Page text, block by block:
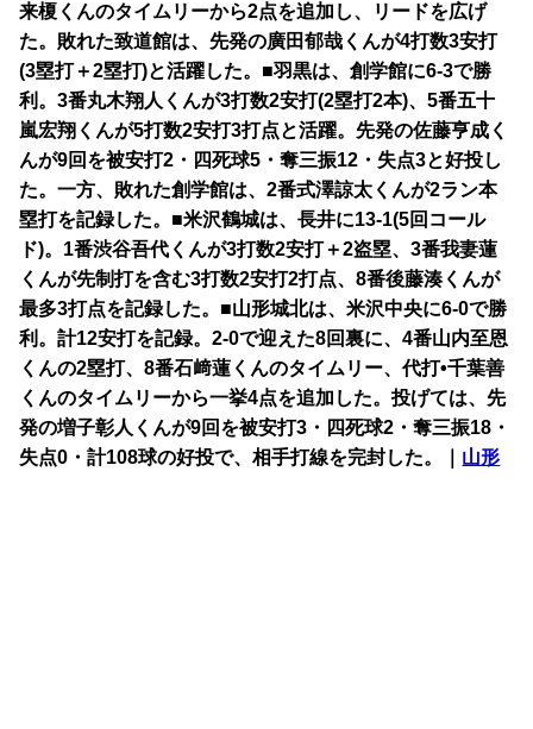
来榎くんのタイムリーから2点を追加し、
リードを広げ
た。敗れた致道館は、先発の廣田郁哉くんが4打数3安打
(3塁打＋2塁打)と活躍した。■羽黒は、創学館に6-3で勝
利。3番丸木翔人くんが3打数2安打(2塁打2本)、5番五十
嵐宏翔くんが5打数2安打3打点と活躍。先発の佐藤亨成く
んが9回を被安打2・四死球5・奪三振12・失点3と好投し
た。一方、敗れた創学館は、2番式澤諒太くんが2ラン本
塁打を記録した。■米沢鶴城は、長井に13-1(5回コール
ド)。1番渋谷吾代くんが3打数2安打＋2盗塁、3番我妻蓮
くんが先制打を含む3打数2安打2打点、8番後藤湊くんが
最多3打点を記録した。■山形城北は、米沢中央に6-0で勝
利。計12安打を記録。2-0で迎えた8回裏に、4番山内至恩
くんの2塁打、8番石﨑蓮くんのタイムリー、代打•千葉善
くんのタイムリーから一挙4点を追加した。投げては、先
発の増子彰人くんが9回を被安打3・四死球2・奪三振18・
失点0・計108球の好投で、相手打線を完封した。｜ 山形